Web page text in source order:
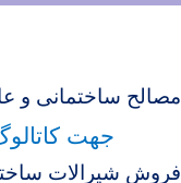
مصالح ساختمانی و
جهت
فروش شیرالات